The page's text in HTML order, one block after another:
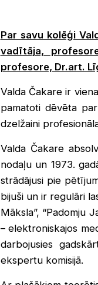
Par savu kolēģi
vadītāja,
profesore, Dr.art.
Valda Čakare ir
pamatoti dēvēta
dzelžaini
Valda Čakare
nodaļu un 1973.
strādājusi pie
bijuši un ir regulāri
Māksla”, “Padomju
– elektroniskajos
darbojusies
ekspertu komisijā.